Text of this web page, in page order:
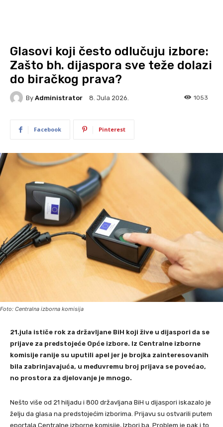
Glasovi koji često odlučuju izbore:
Zašto bh. dijaspora sve teže dolazi
do biračkog prava?
By Administrator 8. Jula 2026. 1053
Facebook Pinterest
Foto: Centralna izborna komisija
21.jula ističe rok za državljane BiH koji žive u dijaspori da se
prijave za predstojeće Opće izbore. Iz Centralne izborne
komisije ranije su uputili apel jer je brojka zainteresovanih
bila zabrinjavajuća, u međuvremu broj prijava se povećao,
no prostora za djelovanje je mnogo.
Nešto više od 21 hiljadu i 800 državljana BiH u dijaspori iskazalo je
želju da glasa na predstojećim izborima. Prijavu su ostvarili putem
eportala Centralne izborne komisije, Izbori.ba. Problem je pak i to